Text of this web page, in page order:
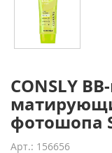
CONSLY
фотошопа
Арт.: 156656